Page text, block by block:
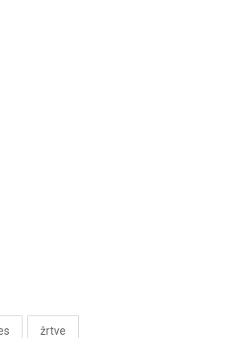
žrtve